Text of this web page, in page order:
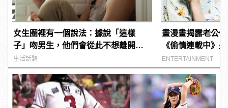
女生圈裡有一個說法：據說「這樣
子」吻男生，他們會從此不想離開自
己！
生活話題
畫漫畫揭露老公
《偷情連載中》
開！
ENTERTAINMENT